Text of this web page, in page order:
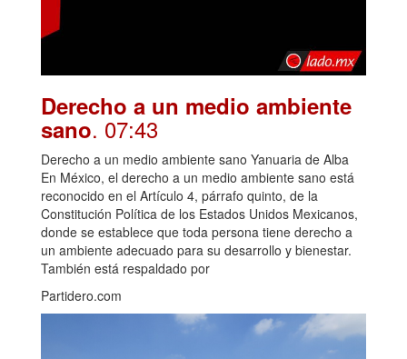
Derecho a un medio ambiente
sano. 07:43
Derecho a un medio ambiente sano Yanuaria de Alba
En México, el derecho a un medio ambiente sano está
reconocido en el Artículo 4, párrafo quinto, de la
Constitución Política de los Estados Unidos Mexicanos,
donde se establece que toda persona tiene derecho a
un ambiente adecuado para su desarrollo y bienestar.
También está respaldado por
Partidero.com